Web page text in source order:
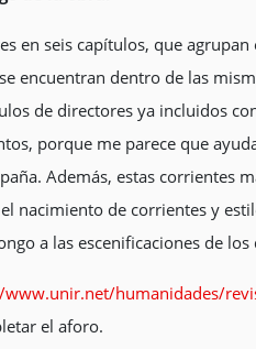
en seis capítulos, que
encuentran dentro de las
de directores ya incluidos
porque me parece que
Además, estas corrientes
nacimiento de corrientes y
a las escenificaciones de
humanidades/
el aforo.